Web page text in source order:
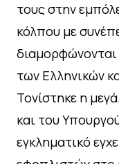
τους στην
κόλπου με
διαμορφώνονται
των Ελληνικών
Τονίστηκε η
και του
εγκληματικό